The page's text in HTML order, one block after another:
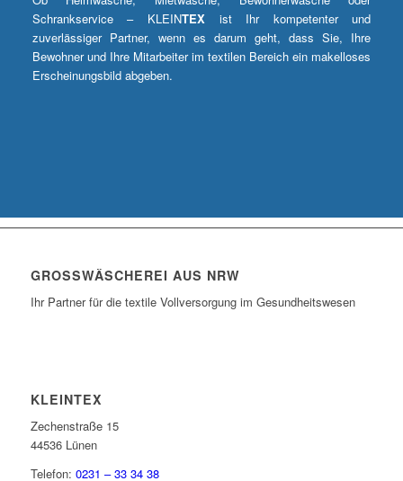
Schrankservice – KLEINTEXist Ihr kompetenter und
zuverlässiger Partner, wenn es darum geht, dass Sie, Ihre
Bewohner und Ihre Mitarbeiter im textilen Bereich ein makelloses
Erscheinungsbild abgeben.
GROSSWÄSCHEREI AUS NRW
Ihr Partner für die textile Vollversorgung im Gesundheitswesen
KLEINTEX
Zechenstraße 15
44536 Lünen
Telefon: 0231 – 33 34 38